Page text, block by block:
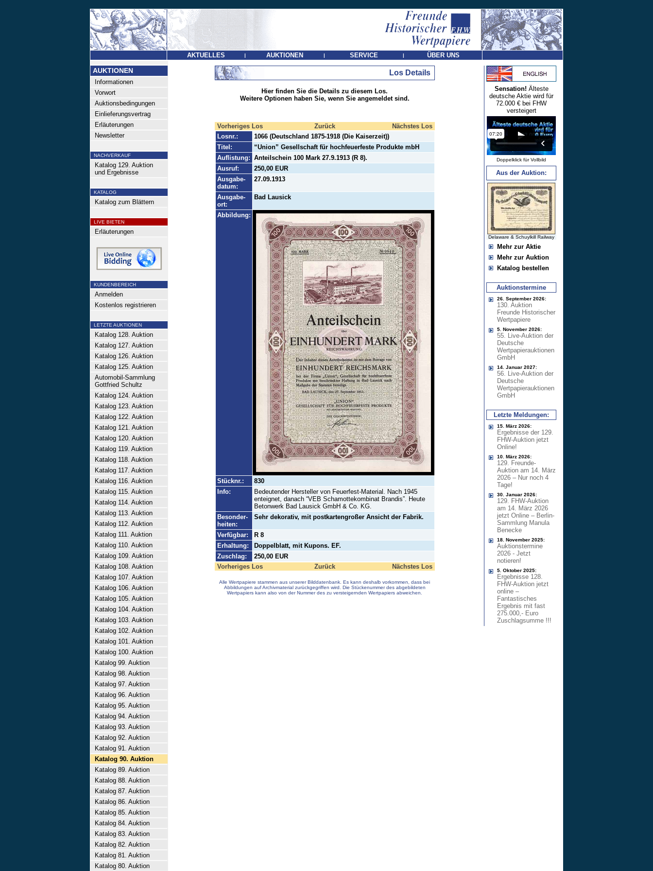
AKTUELLES | AUKTIONEN | SERVICE | ÜBER UNS
AUKTIONEN
Informationen
Vorwort
Auktionsbedingungen
Einlieferungsvertrag
Erläuterungen
Newsletter
NACHVERKAUF
Katalog 129. Auktion
und Ergebnisse
KATALOG
Katalog zum Blättern
LIVE BIETEN
Erläuterungen
KUNDENBEREICH
Anmelden
Kostenlos registrieren
LETZTE AUKTIONEN
Katalog 128. Auktion
Katalog 127. Auktion
Katalog 126. Auktion
Katalog 125. Auktion
Automobil-Sammlung
Gottfried Schultz
Katalog 124. Auktion
Katalog 123. Auktion
Katalog 122. Auktion
Katalog 121. Auktion
Katalog 120. Auktion
Katalog 119. Auktion
Katalog 118. Auktion
Katalog 117. Auktion
Katalog 116. Auktion
Katalog 115. Auktion
Katalog 114. Auktion
Katalog 113. Auktion
Katalog 112. Auktion
Katalog 111. Auktion
Katalog 110. Auktion
Katalog 109. Auktion
Katalog 108. Auktion
Katalog 107. Auktion
Katalog 106. Auktion
Katalog 105. Auktion
Katalog 104. Auktion
Katalog 103. Auktion
Katalog 102. Auktion
Katalog 101. Auktion
Katalog 100. Auktion
Katalog 99. Auktion
Katalog 98. Auktion
Katalog 97. Auktion
Katalog 96. Auktion
Katalog 95. Auktion
Katalog 94. Auktion
Katalog 93. Auktion
Katalog 92. Auktion
Katalog 91. Auktion
Katalog 90. Auktion
Katalog 89. Auktion
Katalog 88. Auktion
Katalog 87. Auktion
Katalog 86. Auktion
Katalog 85. Auktion
Katalog 84. Auktion
Katalog 83. Auktion
Katalog 82. Auktion
Katalog 81. Auktion
Katalog 80. Auktion
Los Details
Hier finden Sie die Details zu diesem Los.
Weitere Optionen haben Sie, wenn Sie angemeldet sind.
Vorheriges Los Zurück
Nächstes Los
Losnr.:
1066 (Deutschland 1875-1918 (Die Kaiserzeit))
Titel:
“Union” Gesellschaft für hochfeuerfeste Produkte mbH
Auflistung: Anteilschein 100 Mark 27.9.1913 (R 8).
Ausruf:
250,00 EUR
Ausgabe-
datum:
27.09.1913
Ausgabe-
ort:
Bad Lausick
Abbildung:
Stücknr.:
830
Info:
Bedeutender Hersteller von Feuerfest-Material. Nach 1945
enteignet, danach “VEB Schamottekombinat Brandis”. Heute
Betonwerk Bad Lausick GmbH & Co. KG.
Besonder-
heiten:
Sehr dekorativ, mit postkartengroßer Ansicht der Fabrik.
Verfügbar:
R 8
Erhaltung:
Doppelblatt, mit Kupons. EF.
Zuschlag:
250,00 EUR
Vorheriges Los
Zurück Nächstes Los
Alle Wertpapiere stammen aus unserer Bilddatenbank. Es kann deshalb vorkommen, dass bei
Abbildungen auf Archivmaterial zurückgegriffen wird. Die Stückenummer des abgebildeten
Wertpapiers kann also von der Nummer des zu versteigernden Wertpapiers abweichen.
Sensation! Älteste
deutsche Aktie wird für
72.000 € bei FHW
versteigert
Doppelklick für Vollbild
Aus der Auktion:
Delaware & Schuylkill Railway
Mehr zur Aktie
Mehr zur Auktion
Katalog bestellen
Auktionstermine
26. September 2026:
130. Auktion
Freunde Historischer
Wertpapiere
5. November 2026:
55. Live-Auktion der
Deutsche
Wertpapierauktionen
GmbH
14. Januar 2027:
56. Live-Auktion der
Deutsche
Wertpapierauktionen
GmbH
Letzte Meldungen:
15. März 2026:
Ergebnisse der 129.
FHW-Auktion jetzt
Online!
10. März 2026:
129. Freunde-
Auktion am 14. März
2026 – Nur noch 4
Tage!
30. Januar 2026:
129. FHW-Auktion
am 14. März 2026
jetzt Online – Berlin-
Sammlung Manula
Benecke
18. November 2025:
Auktionstermine
2026 - Jetzt
notieren!
5. Oktober 2025:
Ergebnisse 128.
FHW-Auktion jetzt
online –
Fantastisches
Ergebnis mit fast
275.000,- Euro
Zuschlagsumme !!!